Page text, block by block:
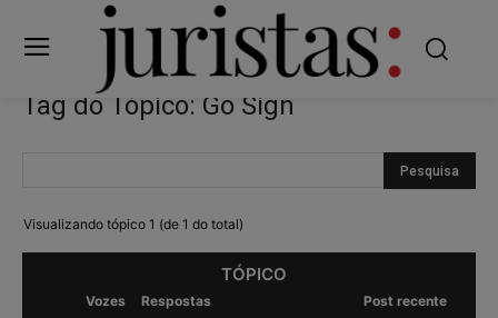
Tag do Tópico: Go Sign
Visualizando tópico 1 (de 1 do total)
TÓPICO
Vozes Respostas Post recente